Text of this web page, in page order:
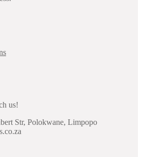
us!
Str, Polokwane, Limpopo